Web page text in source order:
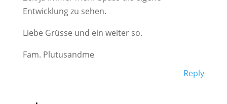
Entwicklung zu sehen.
Liebe Grüsse und ein weiter so.
Fam. Plutusandme
Reply